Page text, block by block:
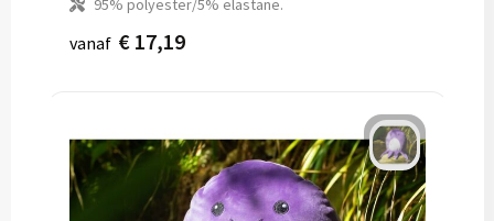
95% polyester/5% elastane.
vanaf € 17,19